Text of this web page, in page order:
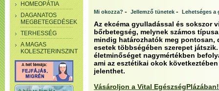
HOMEOPÁTIA
DAGANATOS
MEGBETEGEDÉSEK
TERHESSÉG
A MAGAS
KOLESZTERINSZINT
Mi okozza? - Jellemző tünetek - Lehetséges a
Az ekcéma gyulladással és sokszor
bőrbetegség, melynek számos
mindig határozhatók meg pontosan,
esetek többségében szerepet
életminőséget nagymértékben
ami az esztétikai okok
jelenthet.
Vásároljon a Vital EgészségPlázában!